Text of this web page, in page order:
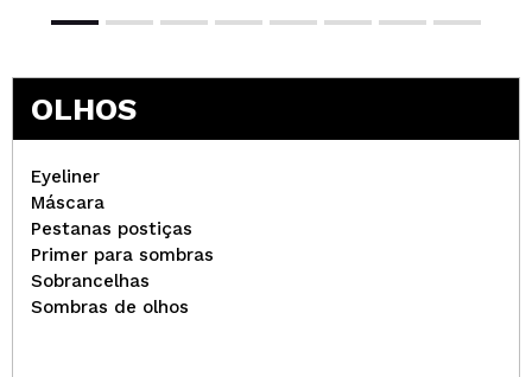
OLHOS
Eyeliner
Máscara
Pestanas postiças
Primer para sombras
Sobrancelhas
Sombras de olhos